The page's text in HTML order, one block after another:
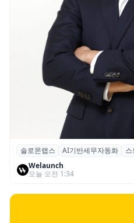
솔로몬랩스, 스트라이
절세 전략 AI 에이전트
솔로몬랩스 AI기반세무자동화
Welaunch
오늘 오전 1:34